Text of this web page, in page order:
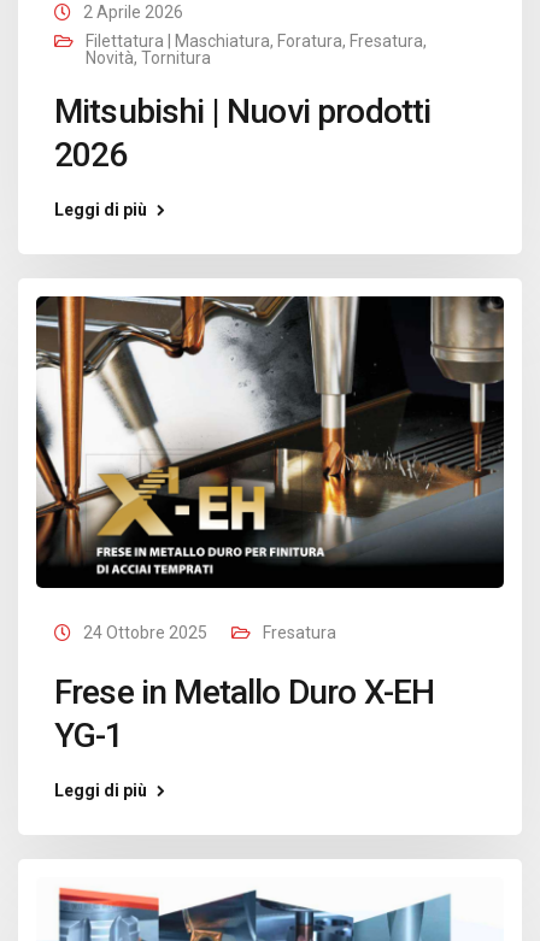
2 Aprile 2026
Filettatura | Maschiatura, Foratura, Fresatura,
Novità, Tornitura
Mitsubishi | Nuovi prodotti
2026
Leggi di più
24 Ottobre 2025 Fresatura
Frese in Metallo Duro X-EH
YG-1
Leggi di più